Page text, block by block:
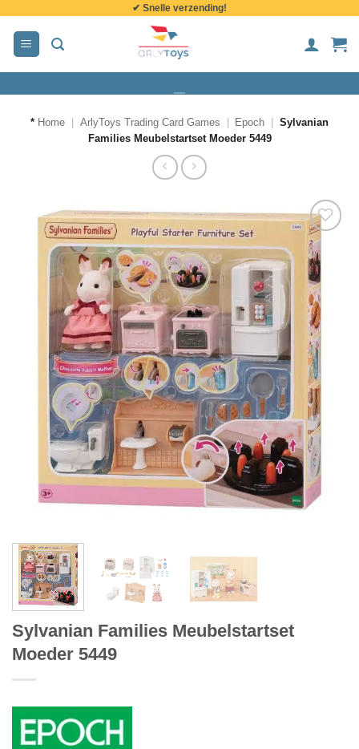
inhoud
✔ Snelle verzending!
* Home ArlyToys Trading Card Games Epoch
Sylvanian
Families Meubelstartset Moeder 5449
Sylvanian Families Meubelstartset
Moeder 5449